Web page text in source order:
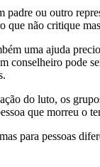
ou outro
não critique
uma ajuda
pode
do luto, os
que morreu o
para pessoas